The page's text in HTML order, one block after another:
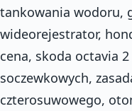
tankowania wodoru,
wideorejestrator,
cena, skoda octavia
soczewkowych,
czterosuwowego,